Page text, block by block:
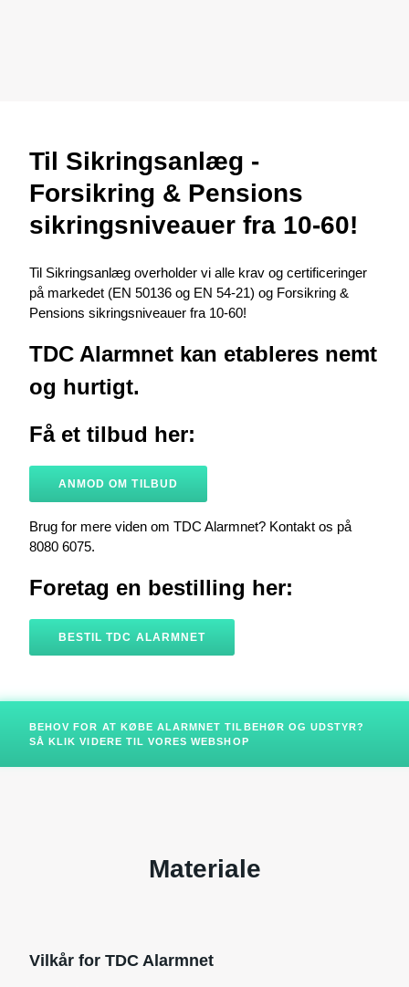
Til Sikringsanlæg -
Forsikring & Pensions
sikringsniveauer fra 10-60!
Til Sikringsanlæg overholder vi alle krav og certificeringer
på markedet (EN 50136 og EN 54-21) og Forsikring &
Pensions sikringsniveauer fra 10-60!
TDC Alarmnet kan etableres nemt
og hurtigt.
Få et tilbud her:
ANMOD OM TILBUD
Brug for mere viden om TDC Alarmnet? Kontakt os på
8080 6075.
Foretag en bestilling her:
BESTIL TDC ALARMNET
BEHOV FOR AT KØBE ALARMNET TILBEHØR OG UDSTYR?
SÅ KLIK VIDERE TIL VORES WEBSHOP
Materiale
Vilkår for TDC Alarmnet